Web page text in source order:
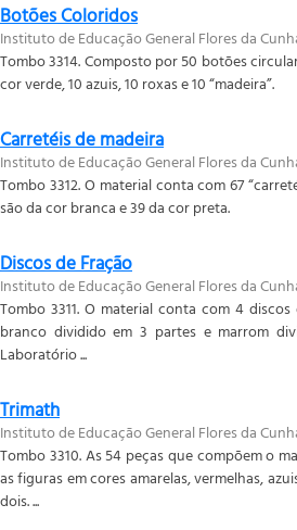
Botões Coloridos
Instituto de Educação General Flores da
Tombo 3314. Composto por 50 botões
cor verde, 10 azuis, 10 roxas e 10 “madeira”.
Carretéis de madeira
Instituto de Educação General Flores da
Tombo 3312. O material conta com 67
são da cor branca e 39 da cor preta.
Discos de Fração
Instituto de Educação General Flores da
Tombo 3311. O material conta com 4
branco dividido em 3 partes e marrom
Laboratório ...
Trimath
Instituto de Educação General Flores da
Tombo 3310. As 54 peças que compõem o
as figuras em cores amarelas, vermelhas,
dois. ...